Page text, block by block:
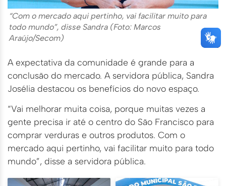
“Com o mercado aqui pertinho, vai facilitar muito para
todo mundo”, disse Sandra (Foto: Marcos
Araújo/Secom)
A expectativa da comunidade é grande para a
conclusão do mercado. A servidora pública, Sandra
Josélia destacou os benefícios do novo espaço.
“Vai melhorar muita coisa, porque muitas vezes a
gente precisa ir até o centro do São Francisco para
comprar verduras e outros produtos. Com o
mercado aqui pertinho, vai facilitar muito para todo
mundo”, disse a servidora pública.